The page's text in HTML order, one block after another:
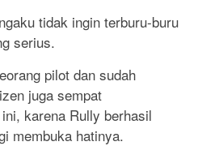
tidak ingin terburu-buru
serius.
pilot dan sudah
juga sempat
karena Rully berhasil
membuka hatinya.